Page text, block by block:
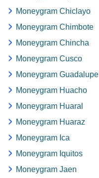
Moneygram Chiclayo
Moneygram Chimbote
Moneygram Chincha
Moneygram Cusco
Moneygram Guadalupe
Moneygram Huacho
Moneygram Huaral
Moneygram Huaraz
Moneygram Ica
Moneygram Iquitos
Moneygram Jaen